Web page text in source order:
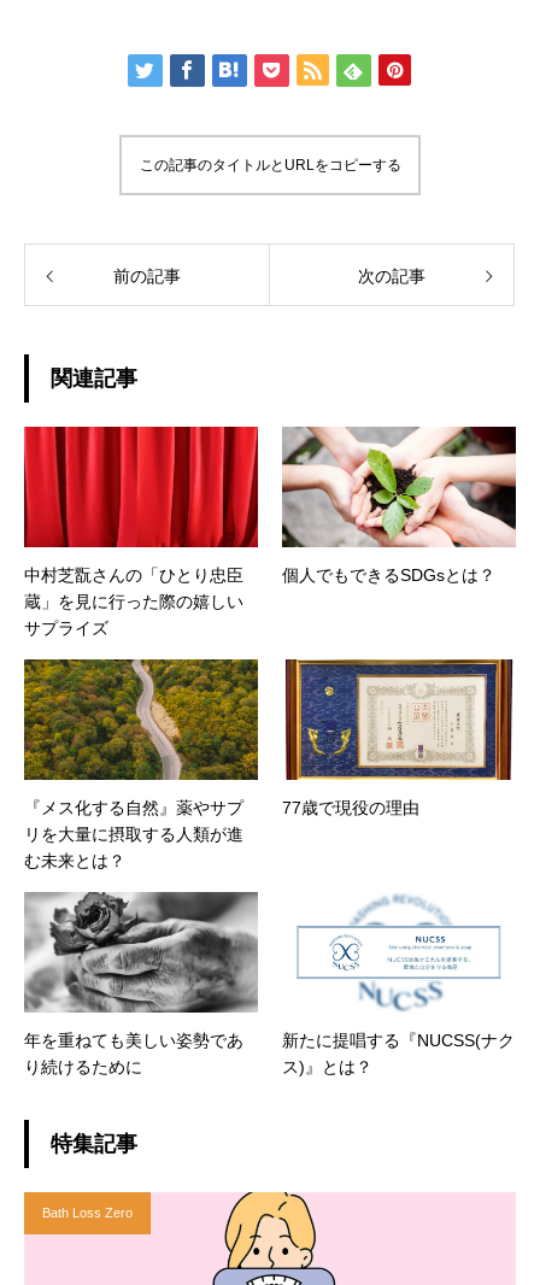
この記事のタイトルとURLをコピーする
前の記事 次の記事
関連記事
中村芝翫さんの「ひとり忠臣
蔵」を見に行った際の嬉しい
サプライズ
個人でもできるSDGsとは？
『メス化する自然』薬やサプ
リを大量に摂取する人類が進
む未来とは？
77歳で現役の理由
年を重ねても美しい姿勢であ
り続けるために
新たに提唱する『NUCSS(ナク
ス)』とは？
特集記事
Bath Loss Zero